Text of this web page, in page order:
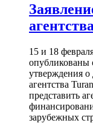
15 и 18
опубликованы
утверждения
агентства
представить
зарубежных